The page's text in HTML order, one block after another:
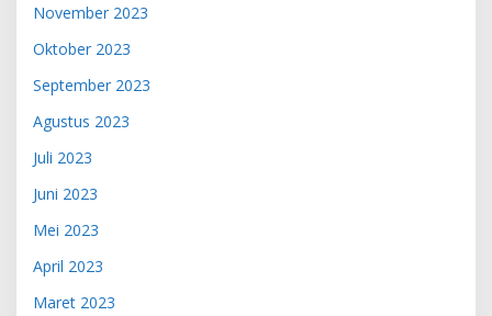
November 2023
Oktober 2023
September 2023
Agustus 2023
Juli 2023
Juni 2023
Mei 2023
April 2023
Maret 2023